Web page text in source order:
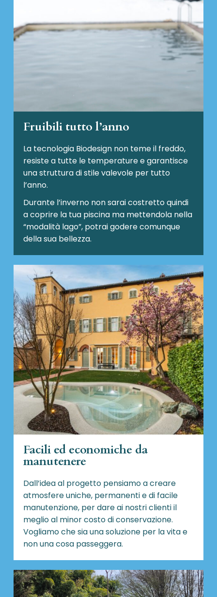
Fruibili tutto l’anno
La tecnologia Biodesign non teme il freddo,
resiste a tutte le temperature e garantisce
una struttura di stile valevole per tutto
l’anno.
Durante l’inverno non sarai costretto quindi
a coprire la tua piscina ma mettendola nella
“modalità lago”, potrai godere comunque
della sua bellezza.
Facili ed economiche da
manutenere
Dall’idea al progetto pensiamo a creare
atmosfere uniche, permanenti e di facile
manutenzione, per dare ai nostri clienti il
meglio al minor costo di conservazione.
Vogliamo che sia una soluzione per la vita e
non una cosa passeggera.